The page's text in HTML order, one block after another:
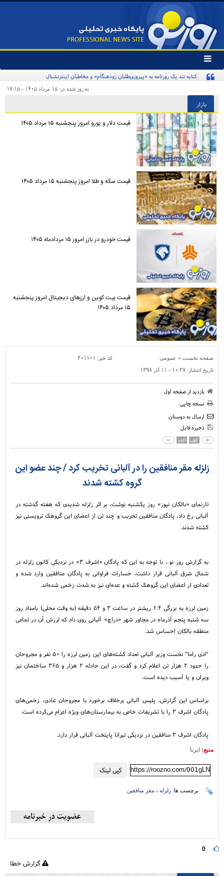
تغییر
وضعیت
منوی
ها
کنایه تند یک روزنامه به «پیروزی‌طلبان زودهنگام» و مخاطبان اینترنشنال
به روز شده در: ۱۵ مرداد ۱۴۰۵ - ۱۷:۱۵
بازار
قیمت دلار و یورو امروز پنجشنبه ۱۵ مرداد ۱۴۰۵
قیمت سکه و طلا امروز پنجشنبه ۱۵ مرداد ۱۴۰۵
قیمت خودرو در بازر امروز ۱۵ مردادماه ۱۴۰۵
قیمت بیت کوین و ارز‌های دیجیتال امروز پنجشنبه
۱۵ مرداد ۱۴۰۵
صفحه نخست » عمومی کد خبر: ۴۰۱۱۰۱
تاریخ انتشار: ۱۰:۲۷ - ۱۱ آذر ۱۳۹۸
بازدید از صفحه اول
نسخه چاپی
ارسال به دوستان
ذخیره فایل
الف الف
زلزله مقر منافقین را در آلبانی تخریب کرد / چند عضو این
گروه کشته شدند
تارنمای «بالکان نیوز» روز یکشنبه نوشت، بر اثر زلزله شدیدی که هفته گذشته در
آلبانی رخ داد، پادگان منافقین تخریب و چند تن از اعضای این گروهک ترویستی نیز
کشته شدند.
به گزارش روز نو ، با توجه به این که پادگان «اشرف ۳» در نزدیکی کانون زلزله در
شمال شرق آلبانی قرار داشت، خسارات فراوانی به پادگان منافقین وارد شده و
تعدادی از اعضای این گروهک کشته و عده‌ای نیز به شدت زخمی شده‌اند.
زمین لرزه به بزرگی ۶.۴ ریشتر در ساعت ۳ و ۵۴ دقیقه (به وقت محلی) بامداد روز
سه شنبه پنجم آذرماه در مجاور شهر «دراچ» آلبانی روی داد که لرزش آن در تمامی
منطقه بالکان احساس شد.
"ادی راما" نخست وزیر آلبانی تعداد کشته‌های این زمین لرزه را ۵۰ نفر و مجروحان
را حدود ۲ هزار تن اعلام کرد و گفت، در این حادثه ۲ هزار و ۳۶۵ ساختمان نیز
ویران و یا آسیب دیده است.
براساس این گزارش، پلیس آلبانی برخلاف برخورد با مجروحان عادی، زخمی‌های
پادگان اشرف ۳ را با تشریفات خاص به بیمارستان‌های ویژه اعزام می‌کرده است.
پادگان اشرف ۳ منافقین در نزدیکی تیرانا پایتخت آلبانی قرار دارد.
منبع: ایرنا
کپی لینک https://roozno.com/001gLN
برچسب ها: زلزله ، مقر منافقین
0
گزارش خطا